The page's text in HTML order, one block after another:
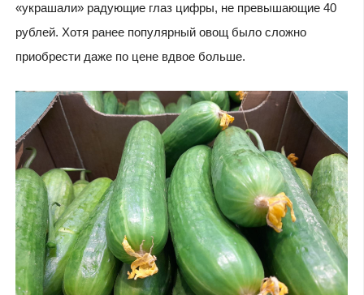
«украшали» радующие глаз цифры, не превышающие 40
рублей. Хотя ранее популярный овощ было сложно
приобрести даже по цене вдвое больше.